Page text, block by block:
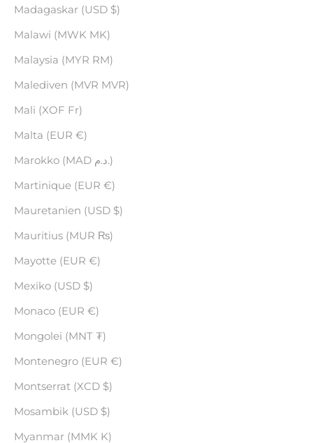
Madagaskar (USD $)
Malawi (MWK MK)
Malaysia (MYR RM)
Malediven (MVR MVR)
Mali (XOF Fr)
Malta (EUR €)
Marokko (MAD د.م.)
Martinique (EUR €)
Mauretanien (USD $)
Mauritius (MUR ₨)
Mayotte (EUR €)
Mexiko (USD $)
Monaco (EUR €)
Mongolei (MNT ₮)
Montenegro (EUR €)
Montserrat (XCD $)
Mosambik (USD $)
Myanmar (MMK K)